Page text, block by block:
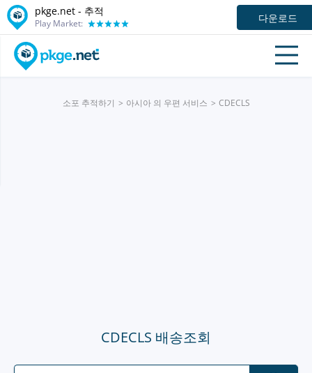
pkge.net - 추적
Play Market: 다운로드
소포 추적하기 아시아 의 우편 서비스 CDECLS
CDECLS 배송조회